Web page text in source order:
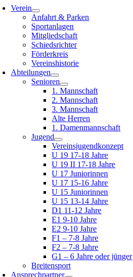
Verein
Anfahrt & Parken
Sportanlagen
Mitgliedschaft
Schiedsrichter
Förderkreis
Vereinshistorie
Abteilungen
Senioren
1. Mannschaft
2. Mannschaft
3. Mannschaft
Alte Herren
1. Damenmannschaft
Jugend
Vereinsjugendkonzept
U 19 17-18 Jahre
U 19 II 17-18 Jahre
U 17 Juniorinnen
U 17 15-16 Jahre
U 15 Juniorinnen
U 15 13-14 Jahre
D1 11-12 Jahre
E1 9-10 Jahre
E2 9-10 Jahre
F1 – 7-8 Jahre
F2 – 7-8 Jahre
G1 – 6 Jahre oder jünger
Breitensport
Ansprechpartner